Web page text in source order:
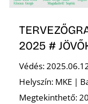
2025 #
Védés:
Helyszín: MKE |
Megtekinthető: